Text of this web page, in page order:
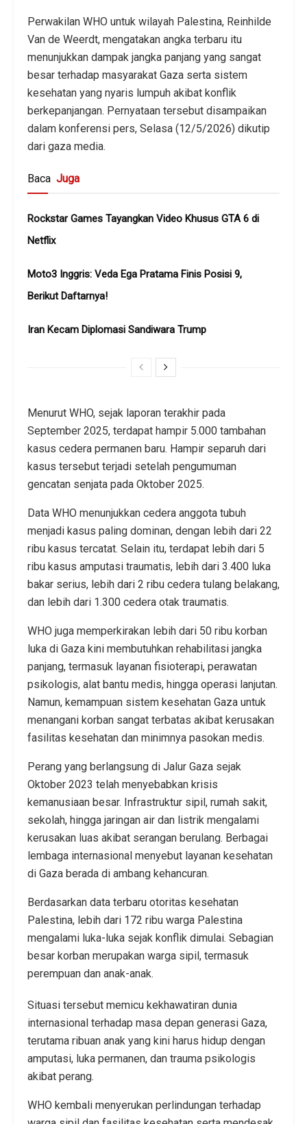
Perwakilan WHO untuk wilayah Palestina, Reinhilde
Van de Weerdt, mengatakan angka terbaru itu
menunjukkan dampak jangka panjang yang sangat
besar terhadap masyarakat Gaza serta sistem
kesehatan yang nyaris lumpuh akibat konflik
berkepanjangan. Pernyataan tersebut disampaikan
dalam konferensi pers, Selasa (12/5/2026) dikutip
dari gaza media.
Baca Juga
Rockstar Games Tayangkan Video Khusus GTA 6 di
Netflix
Moto3 Inggris: Veda Ega Pratama Finis Posisi 9,
Berikut Daftarnya!
Iran Kecam Diplomasi Sandiwara Trump
Menurut WHO, sejak laporan terakhir pada
September 2025, terdapat hampir 5.000 tambahan
kasus cedera permanen baru. Hampir separuh dari
kasus tersebut terjadi setelah pengumuman
gencatan senjata pada Oktober 2025.
Data WHO menunjukkan cedera anggota tubuh
menjadi kasus paling dominan, dengan lebih dari 22
ribu kasus tercatat. Selain itu, terdapat lebih dari 5
ribu kasus amputasi traumatis, lebih dari 3.400 luka
bakar serius, lebih dari 2 ribu cedera tulang belakang,
dan lebih dari 1.300 cedera otak traumatis.
WHO juga memperkirakan lebih dari 50 ribu korban
luka di Gaza kini membutuhkan rehabilitasi jangka
panjang, termasuk layanan fisioterapi, perawatan
psikologis, alat bantu medis, hingga operasi lanjutan.
Namun, kemampuan sistem kesehatan Gaza untuk
menangani korban sangat terbatas akibat kerusakan
fasilitas kesehatan dan minimnya pasokan medis.
Perang yang berlangsung di Jalur Gaza sejak
Oktober 2023 telah menyebabkan krisis
kemanusiaan besar. Infrastruktur sipil, rumah sakit,
sekolah, hingga jaringan air dan listrik mengalami
kerusakan luas akibat serangan berulang. Berbagai
lembaga internasional menyebut layanan kesehatan
di Gaza berada di ambang kehancuran.
Berdasarkan data terbaru otoritas kesehatan
Palestina, lebih dari 172 ribu warga Palestina
mengalami luka-luka sejak konflik dimulai. Sebagian
besar korban merupakan warga sipil, termasuk
perempuan dan anak-anak.
Situasi tersebut memicu kekhawatiran dunia
internasional terhadap masa depan generasi Gaza,
terutama ribuan anak yang kini harus hidup dengan
amputasi, luka permanen, dan trauma psikologis
akibat perang.
WHO kembali menyerukan perlindungan terhadap